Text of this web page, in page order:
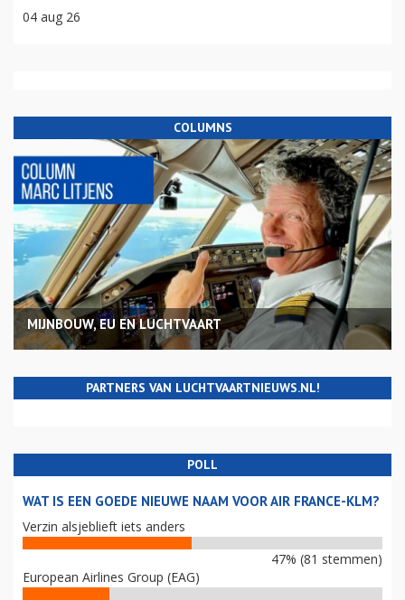
04 aug 26
COLUMNS
MIJNBOUW, EU EN LUCHTVAART
PARTNERS VAN LUCHTVAARTNIEUWS.NL!
POLL
WAT IS EEN GOEDE NIEUWE NAAM VOOR AIR FRANCE-KLM?
Verzin alsjeblieft iets anders
47% (81 stemmen)
European Airlines Group (EAG)